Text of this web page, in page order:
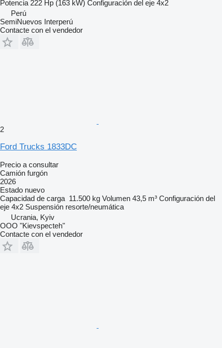
Potencia 222 Hp (163 kW) Configuración del eje 4x2
Perú
SemiNuevos Interperú
Contacte con el vendedor
2
Ford Trucks 1833DC
Precio a consultar
Camión furgón
2026
Estado nuevo
Capacidad de carga 11.500 kg Volumen 43,5 m³ Configuración del
eje 4x2 Suspensión resorte/neumática
Ucrania, Kyiv
OOO "Kievspecteh"
Contacte con el vendedor